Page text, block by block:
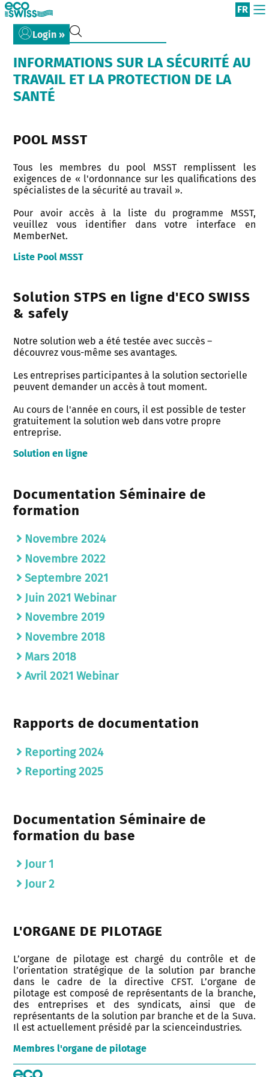
FR
INFORMATIONS SUR LA SÉCURITÉ AU
TRAVAIL ET LA PROTECTION DE LA
SANTÉ
POOL MSST
Tous les membres du pool MSST remplissent les
exigences de « l'ordonnance sur les qualifications des
spécialistes de la sécurité au travail ».
Pour avoir accès à la liste du programme MSST,
veuillez vous identifier dans votre interface en
MemberNet.
Liste Pool MSST
Solution STPS en ligne d'ECO SWISS
& safely
Notre solution web a été testée avec succès –
découvrez vous-même ses avantages.
Les entreprises participantes à la solution sectorielle
peuvent demander un accès à tout moment.
Au cours de l'année en cours, il est possible de tester
gratuitement la solution web dans votre propre
entreprise.
Solution en ligne
Documentation Séminaire de
formation
Novembre 2024
Novembre 2022
Septembre 2021
Juin 2021 Webinar
Novembre 2019
Novembre 2018
Mars 2018
Avril 2021 Webinar
Rapports de documentation
Reporting 2024
Reporting 2025
Documentation Séminaire de
formation du base
Jour 1
Jour 2
L'ORGANE DE PILOTAGE
L’organe de pilotage est chargé du contrôle et de
l’orientation stratégique de la solution par branche
dans le cadre de la directive CFST. L’organe de
pilotage est composé de représentants de la branche,
des entreprises et des syndicats, ainsi que de
représentants de la solution par branche et de la Suva.
Il est actuellement présidé par la scienceindustries.
Membres l'organe de pilotage
Login »